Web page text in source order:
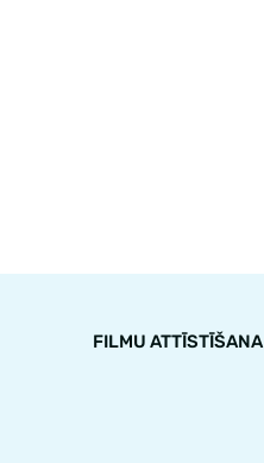
FILMU ATTĪSTĪŠANA